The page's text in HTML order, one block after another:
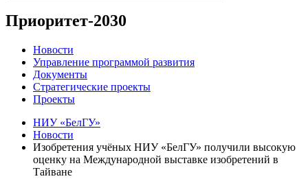
Приоритет-2030
Новости
Управление программой развития
Документы
Стратегические проекты
Проекты
НИУ «БелГУ»
Новости
Изобретения учёных НИУ «БелГУ» получили высокую
оценку на Международной выставке изобретений в
Тайване